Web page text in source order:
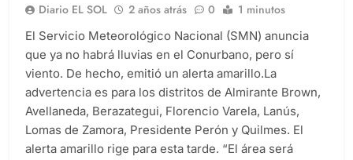
Diario EL SOL 2 años atrás 0 1 minutos
El Servicio Meteorológico Nacional (SMN) anuncia
que ya no habrá lluvias en el Conurbano, pero sí
viento. De hecho, emitió un alerta amarillo.La
advertencia es para los distritos de Almirante Brown,
Avellaneda, Berazategui, Florencio Varela, Lanús,
Lomas de Zamora, Presidente Perón y Quilmes. El
alerta amarillo rige para esta tarde. “El área será